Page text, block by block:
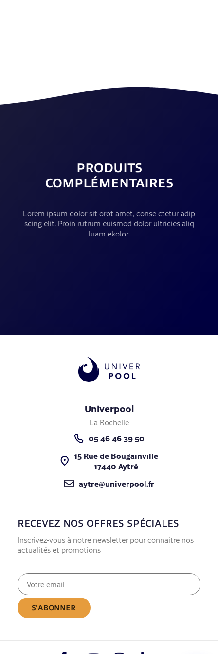
PRODUITS
COMPLÉMENTAIRES
Lorem ipsum dolor sit orot amet, conse ctetur adip
scing elit. Proin rutrum euismod dolor ultricies aliq
luam ekolor.
Univerpool
La Rochelle
05 46 46 39 50
15 Rue de Bougainville
17440 Aytré
aytre@univerpool.fr
RECEVEZ NOS OFFRES SPÉCIALES
Inscrivez-vous à notre newsletter pour connaitre nos
actualités et promotions
E-
mail
(Nécessaire)